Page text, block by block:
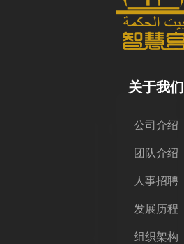
关于我们
公司介绍
团队介绍
人事招聘
发展历程
组织架构